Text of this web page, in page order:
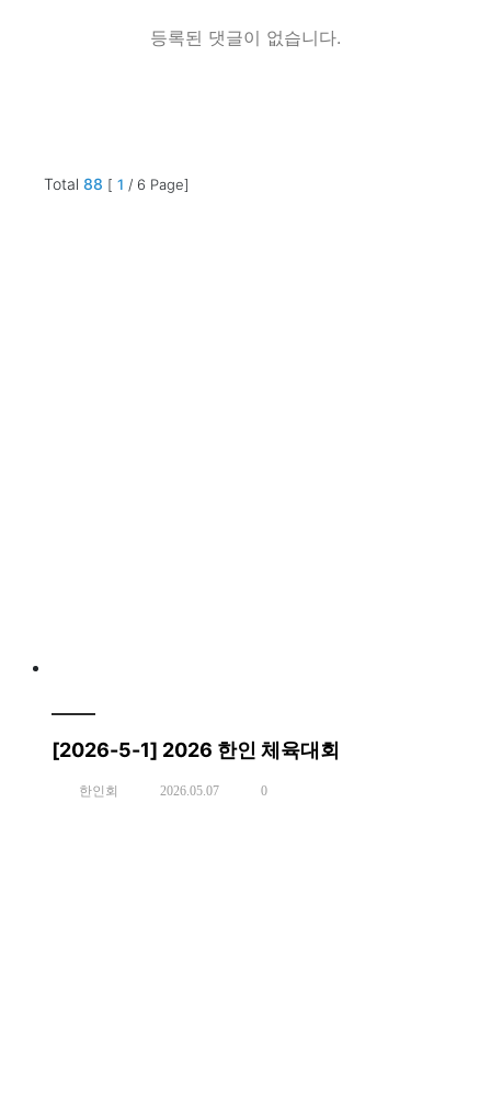
등록된 댓글이 없습니다.
Total 88 [ 1 / 6 Page]
[2026-5-1] 2026 한인 체육대회
한인회 2026.05.07 0